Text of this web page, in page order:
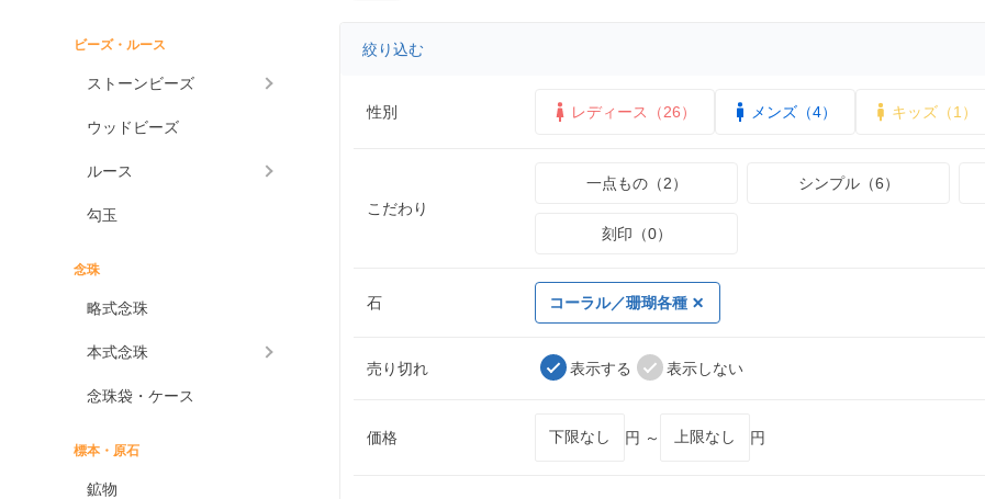
ビーズ・ルース
ストーンビーズ
ウッドビーズ
ルース
勾玉
念珠
略式念珠
本式念珠
念珠袋・ケース
標本・原石
鉱物
絞り込む
性別 レディース（26） メンズ（4） キッズ（1）
こだわり
一点もの（2） シンプル（6）
刻印（0）
石 コーラル／珊瑚各種
売り切れ 表示する 表示しない
価格 円 ～ 円